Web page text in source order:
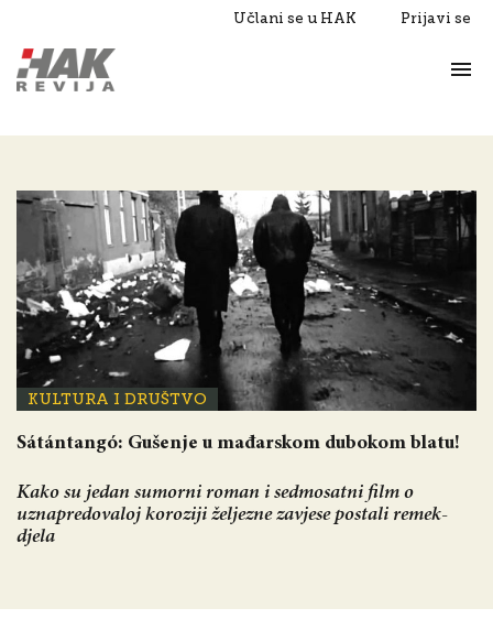
Učlani se u HAK Prijavi se
Razgovori
KULTURA I DRUŠTVO
Sátántangó: Gušenje u mađarskom dubokom blatu!
Kako su jedan sumorni roman i sedmosatni film o
uznapredovaloj koroziji željezne zavjese postali remek-
djela